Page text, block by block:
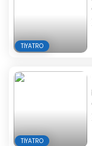
TIYATRO
TIYATRO